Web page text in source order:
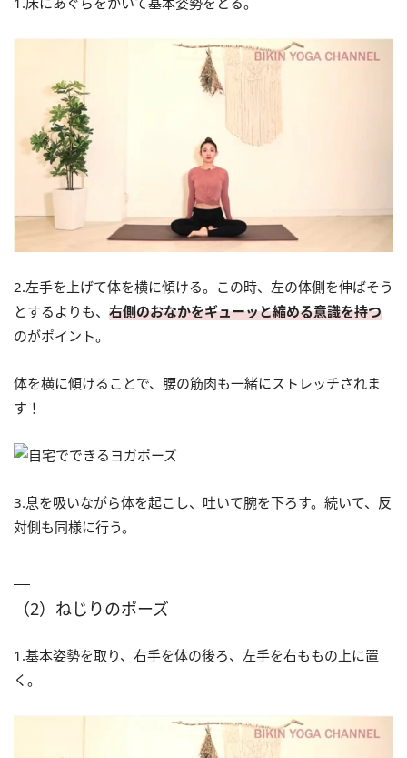
2.左手を上げて体を横に傾ける。この時、左の体側を伸ばそう
とするよりも、 右側のおなかをギューッと縮める意識を持つ
のがポイント。
体を横に傾けることで、腰の筋肉も一緒にストレッチされま
す！
3.息を吸いながら体を起こし、吐いて腕を下ろす。続いて、反
対側も同様に行う。
（2）ねじりのポーズ
1.基本姿勢を取り、右手を体の後ろ、左手を右ももの上に置
く。